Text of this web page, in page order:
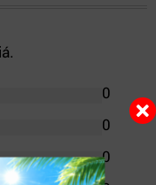
0
0
0